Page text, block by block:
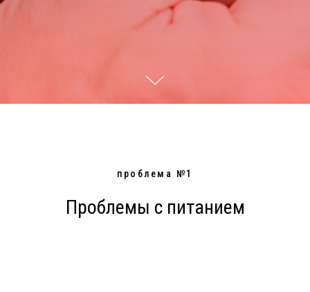
проблема №1
Проблемы с питанием